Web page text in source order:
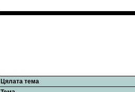
Цялата тема